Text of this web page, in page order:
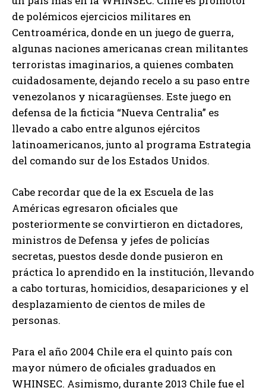
de polémicos ejercicios militares en
Centroamérica, donde en un juego de guerra,
algunas naciones americanas crean militantes
terroristas imaginarios, a quienes combaten
cuidadosamente, dejando recelo a su paso entre
venezolanos y nicaragüenses. Este juego en
defensa de la ficticia “Nueva Centralia” es
llevado a cabo entre algunos ejércitos
latinoamericanos, junto al programa Estrategia
del comando sur de los Estados Unidos.
Cabe recordar que de la ex Escuela de las
Américas egresaron oficiales que
posteriormente se convirtieron en dictadores,
ministros de Defensa y jefes de policías
secretas, puestos desde donde pusieron en
práctica lo aprendido en la institución, llevando
a cabo torturas, homicidios, desapariciones y el
desplazamiento de cientos de miles de
personas.
Para el año 2004 Chile era el quinto país con
mayor número de oficiales graduados en
WHINSEC. Asimismo, durante 2013 Chile fue el